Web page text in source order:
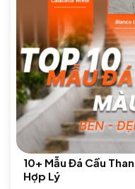
10+ Mẫu Đá Cầu
Hợp Lý